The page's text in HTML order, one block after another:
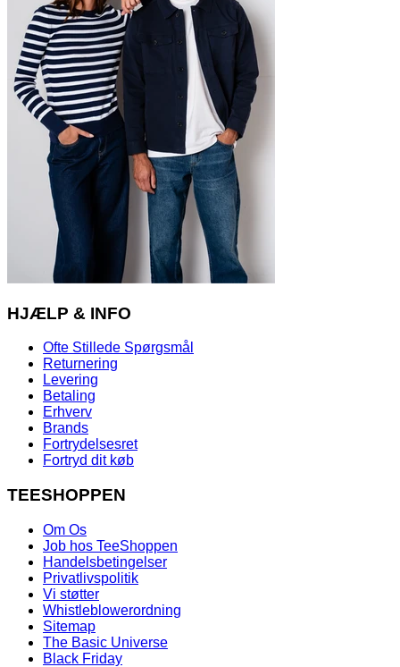
HJÆLP & INFO
Ofte Stillede Spørgsmål
Returnering
Levering
Betaling
Erhverv
Brands
Fortrydelsesret
Fortryd dit køb
TEESHOPPEN
Om Os
Job hos TeeShoppen
Handelsbetingelser
Privatlivspolitik
Vi støtter
Whistleblowerordning
Sitemap
The Basic Universe
Black Friday